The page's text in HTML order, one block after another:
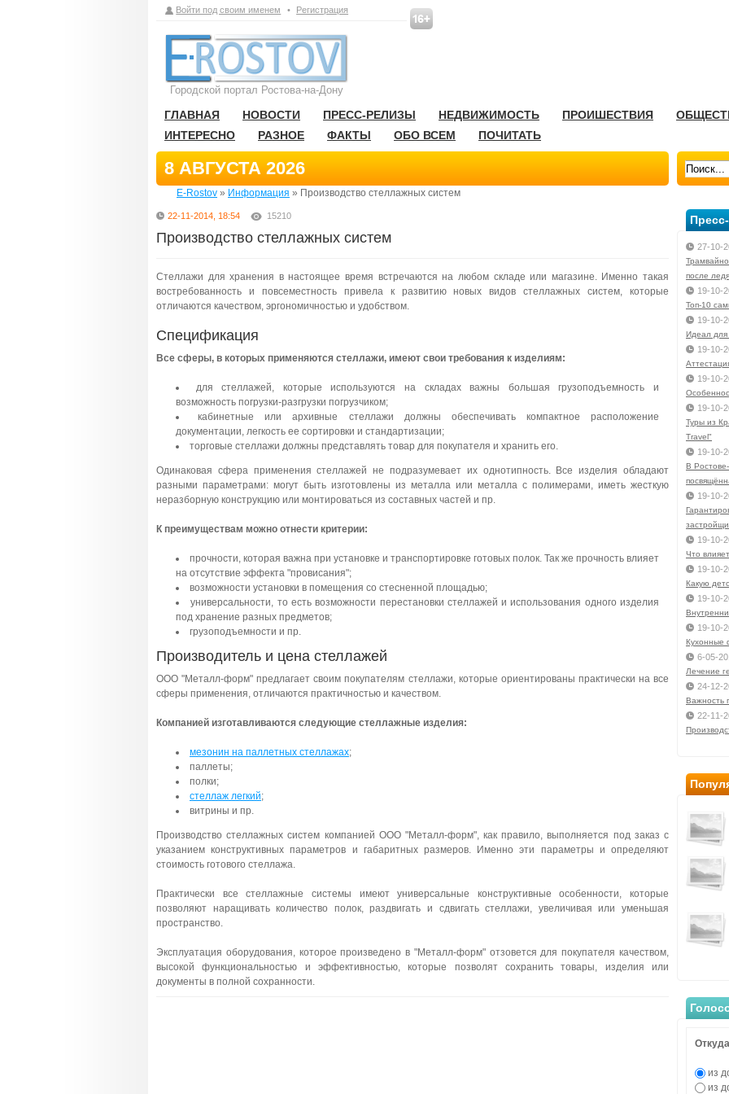
Войти под своим именем • Регистрация
Городской портал Ростова-на-Дону
ГЛАВНАЯ НОВОСТИ ПРЕСС-РЕЛИЗЫ НЕДВИЖИМОСТЬ ПРОИШЕСТВИЯ
ИНТЕРЕСНО
РАЗНОЕ ФАКТЫ ОБО ВСЕМ ПОЧИТАТЬ
8 АВГУСТА 2026
E-Rostov » Информация » Производство стеллажных систем
22-11-2014, 18:54 15210
Производство стеллажных систем
Стеллажи для хранения в настоящее время встречаются на любом складе или магазине. Именно такая
востребованность и повсеместность привела к развитию новых видов стеллажных систем, которые
отличаются качеством, эргономичностью и удобством.
Спецификация
Все сферы, в которых применяются стеллажи, имеют свои требования к изделиям:
для стеллажей, которые используются на складах важны большая грузоподъемность и
возможность погрузки-разгрузки погрузчиком;
кабинетные или архивные стеллажи должны обеспечивать компактное расположение
документации, легкость ее сортировки и стандартизации;
торговые стеллажи должны представлять товар для покупателя и хранить его.
Одинаковая сфера применения стеллажей не подразумевает их однотипность. Все изделия обладают
разными параметрами: могут быть изготовлены из металла или металла с полимерами, иметь жесткую
неразборную конструкцию или монтироваться из составных частей и пр.
К преимуществам можно отнести критерии:
прочности, которая важна при установке и транспортировке готовых полок. Так же прочность влияет
на отсутствие эффекта "провисания";
возможности установки в помещения со стесненной площадью;
универсальности, то есть возможности перестановки стеллажей и использования одного изделия
под хранение разных предметов;
грузоподъемности и пр.
Производитель и цена стеллажей
ООО "Металл-форм" предлагает своим покупателям стеллажи, которые ориентированы практически на все
сферы применения, отличаются практичностью и качеством.
Компанией изготавливаются следующие стеллажные изделия:
мезонин на паллетных стеллажах;
паллеты;
полки;
стеллаж легкий;
витрины и пр.
Производство стеллажных систем компанией ООО "Металл-форм", как правило, выполняется под заказ с
указанием конструктивных параметров и габаритных размеров. Именно эти параметры и определяют
стоимость готового стеллажа.
Практически все стеллажные системы имеют универсальные конструктивные особенности, которые
позволяют наращивать количество полок, раздвигать и сдвигать стеллажи, увеличивая или уменьшая
пространство.
Эксплуатация оборудования, которое произведено в "Металл-форм" отзовется для покупателя качеством,
высокой функциональностью и эффективностью, которые позволят сохранить товары, изделия или
документы в полной сохранности.
27-10-
после
19-10-
Toп-10
19-10-
Идеал для
19-10-
19-10-
19-10-
Туры из
Travel"
19-10-
В
19-10-
19-10-
Что
19-10-
Какую
19-10-
19-10-
Кухонные
6-05-
Лечение
24-12-
Важность
22-11-
из
из